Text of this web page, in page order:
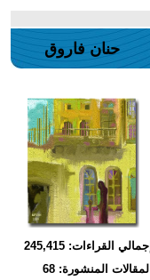
حنان فاروق
إجمالي القراءات: 245,415
المقالات المنشورة: 68